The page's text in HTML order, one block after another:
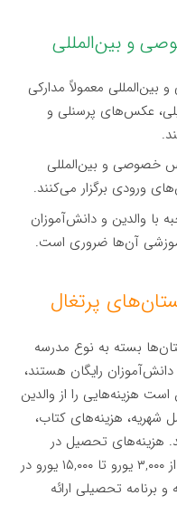
و بین‌المللی
معمولاً مدارکی
عکس‌های پرسنلی و
خصوصی و بین‌المللی
ورودی برگزار می‌کنند.
با والدین و دانش‌آموزان
آن‌ها ضروری است.
پرتغال
بسته به نوع مدرسه
رایگان هستند،
هزینه‌هایی را از والدین
شهریه، هزینه‌های کتاب،
هزینه‌های تحصیل در
مدارس خصوصی و بین‌المللی می‌تواند از ۳,۰۰۰ یورو تا ۱۵,۰۰۰ یورو در
برنامه تحصیلی ارائه